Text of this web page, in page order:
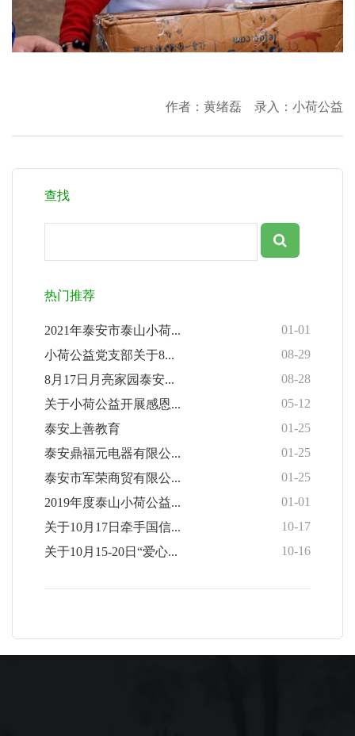
作者：黄绪磊 录入：小荷公益
查找
热门推荐
2021年泰安市泰山小荷...
01-01
小荷公益党支部关于8...
08-29
8月17日月亮家园泰安...
08-28
关于小荷公益开展感恩...
05-12
泰安上善教育
01-25
泰安鼎福元电器有限公...
01-25
泰安市军荣商贸有限公...
01-25
2019年度泰山小荷公益...
01-01
关于10月17日牵手国信...
10-17
关于10月15-20日“爱心...
10-16